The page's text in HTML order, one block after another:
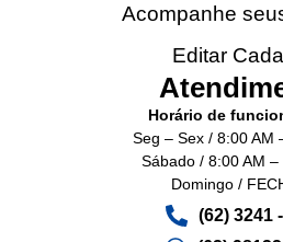
Acompanhe
Editar
Horário de
Seg – Sex / 8:00 AM
Sábado / 8:00 AM –
Domingo /
(62) 3241